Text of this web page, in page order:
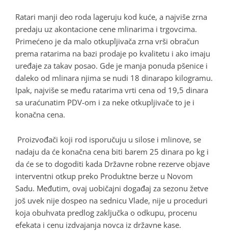
Ratari manji deo roda lageruju kod kuće, a najviše zrna
predaju uz akontacione cene mlinarima i trgovcima.
Primećeno je da malo otkupljivača zrna vrši obračun
prema ratarima na bazi prodaje po kvalitetu i ako imaju
uređaje za takav posao. Gde je manja ponuda pšenice i
daleko od mlinara njima se nudi 18 dinarapo kilogramu.
Ipak, najviše se među ratarima vrti cena od 19,5 dinara
sa uraćunatim PDV-om i za neke otkupljivače to je i
konačna cena.
Proizvođači koji rod isporučuju u silose i mlinove, se
nadaju da će konačna cena biti barem 25 dinara po kg i
da će se to dogoditi kada Državne robne rezerve objave
interventni otkup preko Produktne berze u Novom
Sadu. Međutim, ovaj uobičajni događaj za sezonu žetve
još uvek nije dospeo na sednicu Vlade, nije u proceduri
koja obuhvata predlog zaključka o odkupu, procenu
efekata i cenu izdvajanja novca iz državne kase.